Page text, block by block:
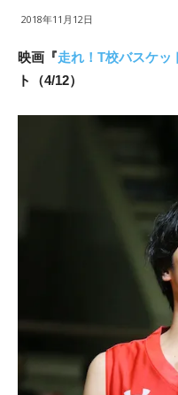
2018年11月12日
映画『走れ！T校バスケッ
ト（4/12）